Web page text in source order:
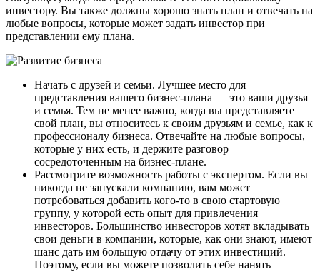
инвестору. Вы также должны хорошо знать план и отвечать на
любые вопросы, которые может задать инвестор при
представлении ему плана.
Начать с друзей и семьи. Лучшее место для
представления вашего бизнес-плана — это ваши друзья
и семья. Тем не менее важно, когда вы представляете
свой план, вы относитесь к своим друзьям и семье, как к
профессионалу бизнеса. Отвечайте на любые вопросы,
которые у них есть, и держите разговор
сосредоточенным на бизнес-плане.
Рассмотрите возможность работы с экспертом. Если вы
никогда не запускали компанию, вам может
потребоваться добавить кого-то в свою стартовую
группу, у которой есть опыт для привлечения
инвесторов. Большинство инвесторов хотят вкладывать
свои деньги в компании, которые, как они знают, имеют
шанс дать им большую отдачу от этих инвестиций.
Поэтому, если вы можете позволить себе нанять